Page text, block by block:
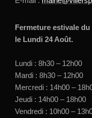
Fermeture estivale
le Lundi 24 Août.
Lundi : 8h30 – 12h00
Mardi : 8h30 – 12h00
Mercredi : 14h00 –
Jeudi : 14h00 – 18h00
Vendredi : 10h00 –